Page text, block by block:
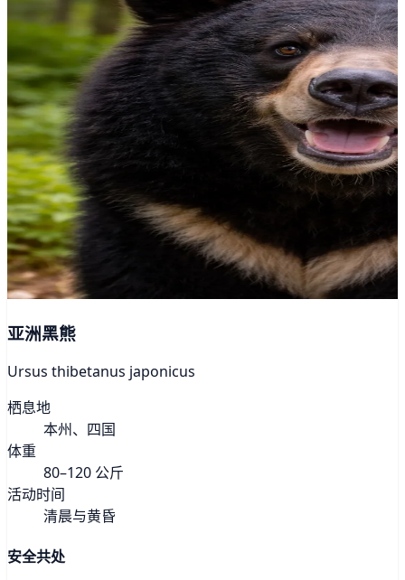
亚洲黑熊
Ursus thibetanus japonicus
栖息地
本州、四国
体重
80–120 公斤
活动时间
清晨与黄昏
安全共处